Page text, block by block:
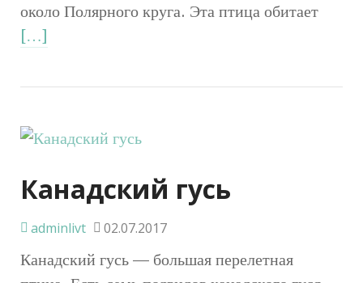
около Полярного круга. Эта птица обитает
[…]
Канадский гусь
adminlivt 02.07.2017
Канадский гусь — большая перелетная